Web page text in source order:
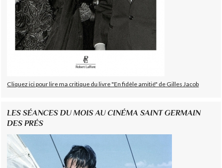
Cliquez ici pour lire ma critique du livre "En fidèle amitié" de Gilles Jacob
LES SÉANCES DU MOIS AU CINÉMA SAINT GERMAIN
DES PRÉS